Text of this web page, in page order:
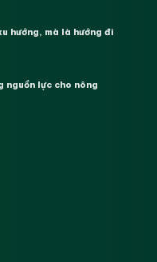
hướng, mà là hướng đi
nguồn lực cho nông